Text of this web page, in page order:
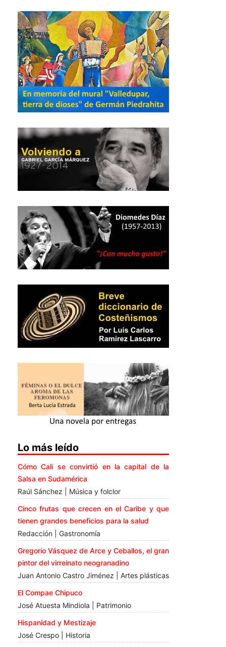
Lo más leído
Cómo Cali se convirtió en la capital de la
Salsa en Sudamérica
Raúl Sánchez | Música y folclor
Cinco frutas que crecen en el Caribe y que
tienen grandes beneficios para la salud
Redacción | Gastronomía
Gregorio Vásquez de Arce y Ceballos, el gran
pintor del virreinato neogranadino
Juan Antonio Castro Jiménez | Artes plásticas
El Compae Chipuco
José Atuesta Mindiola | Patrimonio
Hispanidad y Mestizaje
José Crespo | Historia